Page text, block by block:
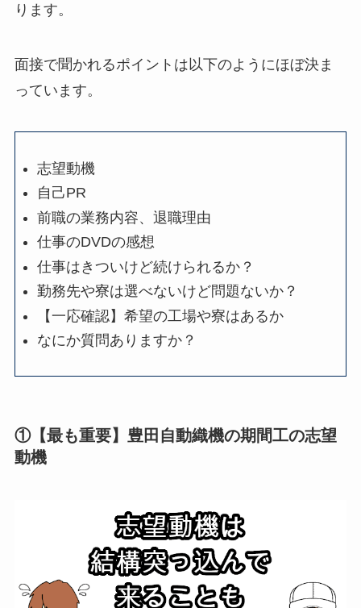
ります。
面接で聞かれるポイントは以下のようにほぼ決ま
っています。
志望動機
自己PR
前職の業務内容、退職理由
仕事のDVDの感想
仕事はきついけど続けられるか？
勤務先や寮は選べないけど問題ないか？
【一応確認】希望の工場や寮はあるか
なにか質問ありますか？
①【最も重要】豊田自動織機の期間工の志望
動機